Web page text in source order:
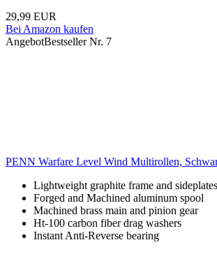
29,99 EUR
Bei Amazon kaufen
AngebotBestseller Nr. 7
PENN Warfare Level Wind Multirollen,
Lightweight graphite frame and sideplates
Forged and Machined aluminum spool
Machined brass main and pinion gear
Ht-100 carbon fiber drag washers
Instant Anti-Reverse bearing